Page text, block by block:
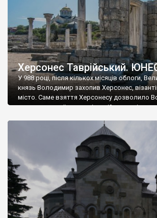
Херсонес Таврійський.
У 988 році, після кількох місяців облоги,
князь Володимир захопив Херсонес,
місто. Саме взяття Херсонесу дозволило
диктувати свої умови візантійському
Херсонесі Володимир-язичник, став
А потім було Хрещення Русі. На честь